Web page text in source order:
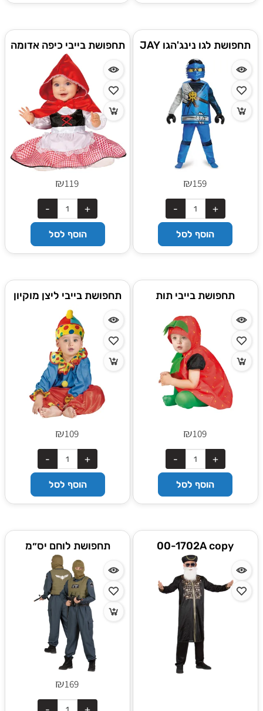
תחפושת לגו נינג'הגו JAY
דלוקס
₪159
הוסף לסל
תחפושת בייבי כיפה אדומה
₪119
הוסף לסל
תחפושת בייבי תות
₪109
הוסף לסל
תחפושת בייבי ליצן מוקיון
₪109
הוסף לסל
00-1702A copy תחפושת לוחם יס״מ
₪169